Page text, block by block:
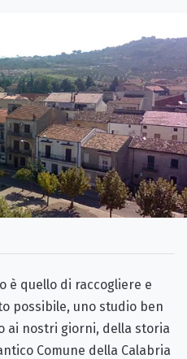
è quello di raccogliere e
possibile, uno studio ben
ai nostri giorni, della storia
Comune della Calabria